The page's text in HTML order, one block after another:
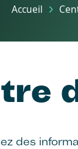
Fil d'Ariane
Accueil
des